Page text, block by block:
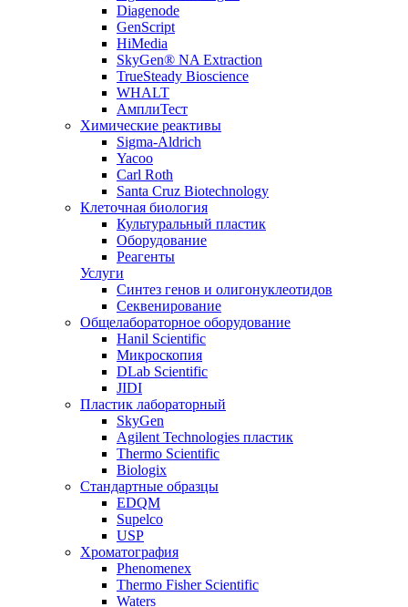
Diagenode
GenScript
HiMedia
SkyGen® NA Extraction
TrueSteady Bioscience
WHALT
АмплиТест
Химические реактивы
Sigma-Aldrich
Yacoo
Carl Roth
Santa Cruz Biotechnology
Клеточная биология
Культуральный пластик
Оборудование
Реагенты
Услуги
Синтез генов и олигонуклеотидов
Секвенирование
Общелабораторное оборудование
Hanil Scientific
Микроскопия
DLab Scientific
JIDI
Пластик лабораторный
SkyGen
Agilent Technologies пластик
Thermo Scientific
Biologix
Стандартные образцы
EDQM
Supelco
USP
Хроматография
Phenomenex
Thermo Fisher Scientific
Waters